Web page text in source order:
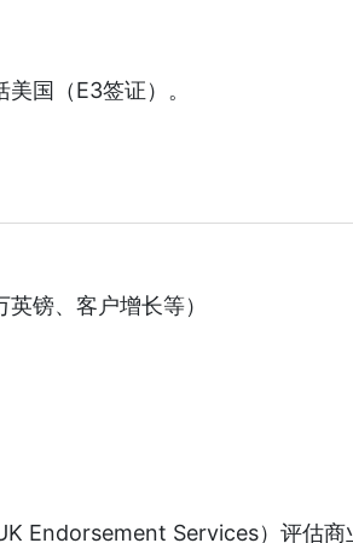
国（E3签证）。
镑、客户增长等）
Endorsement Services）评估商